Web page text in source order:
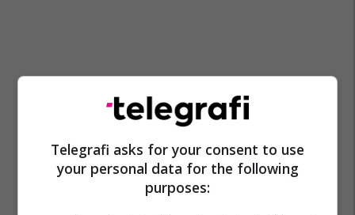
Telegrafi asks for your consent to use
your personal data for the following
purposes: